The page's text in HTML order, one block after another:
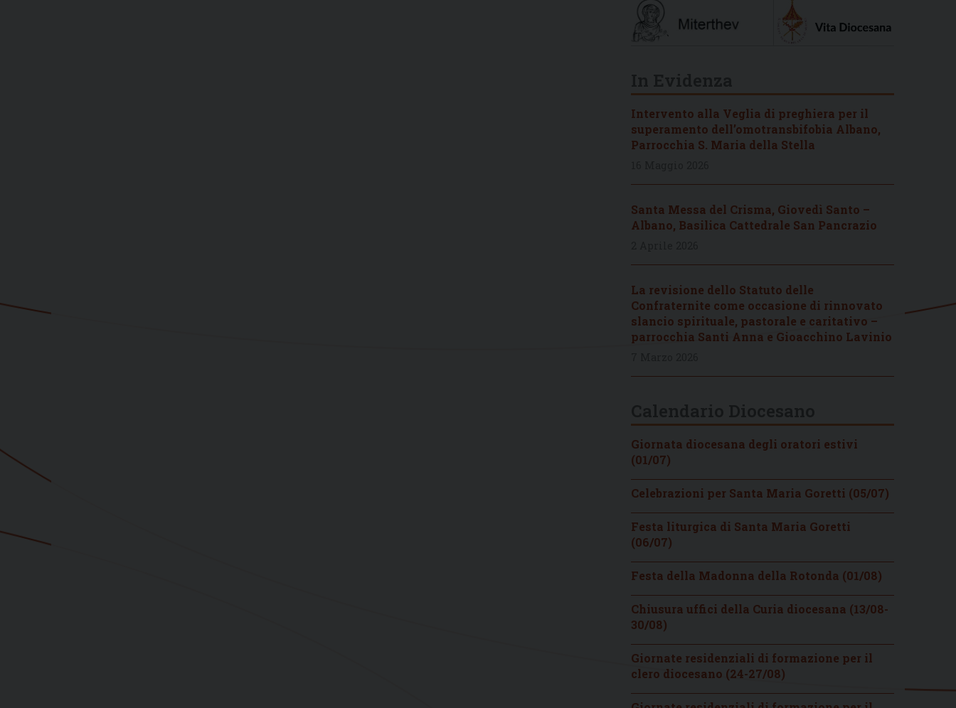
Intervento alla Veglia di preghiera per il
superamento dell’omotransbifobia Albano,
Parrocchia S. Maria della Stella
Santa Messa del Crisma, Giovedì Santo –
Albano, Basilica Cattedrale San Pancrazio
La revisione dello Statuto delle
Confraternite come occasione di rinnovato
slancio spirituale, pastorale e caritativo –
parrocchia Santi Anna e Gioacchino Lavinio
Giornata diocesana degli oratori estivi
(01/07)
Celebrazioni per Santa Maria Goretti (05/07)
Festa liturgica di Santa Maria Goretti
(06/07)
Festa della Madonna della Rotonda (01/08)
Chiusura uffici della Curia diocesana (13/08-
30/08)
Giornate residenziali di formazione per il
clero diocesano (24-27/08)